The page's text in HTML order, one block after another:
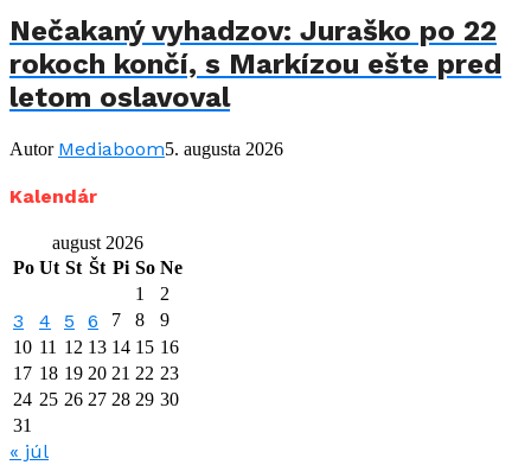
Nečakaný vyhadzov: Juraško po 22
rokoch končí, s Markízou ešte pred
letom oslavoval
Autor Mediaboom5. augusta 2026
Kalendár
august 2026
Po Ut St Št Pi So Ne
1
2
3 4 5 6 7 8
9
10 11 12 13 14 15 16
17 18 19 20 21 22 23
24 25 26 27 28 29 30
31
« júl